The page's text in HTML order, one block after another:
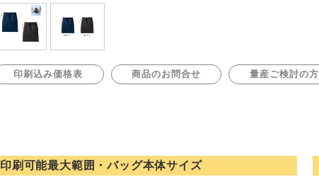
印刷込み価格表 商品のお問合せ 量産ご検討の方
印刷可能最大範囲・バッグ本体サイズ